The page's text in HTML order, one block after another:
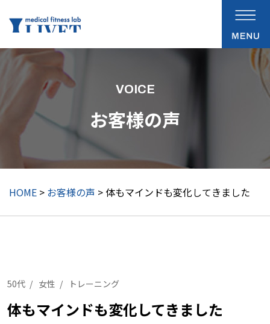
VOICE
お客様の声
HOME > お客様の声 > 体もマインドも変化してきました
50代 女性 トレーニング
体もマインドも変化してきました